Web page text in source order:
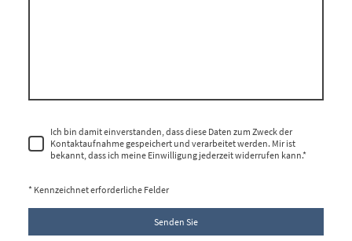
Ich bin damit einverstanden, dass diese Daten zum Zweck der
Kontaktaufnahme gespeichert und verarbeitet werden. Mir ist
bekannt, dass ich meine Einwilligung jederzeit widerrufen kann.*
* Kennzeichnet erforderliche Felder
Senden Sie